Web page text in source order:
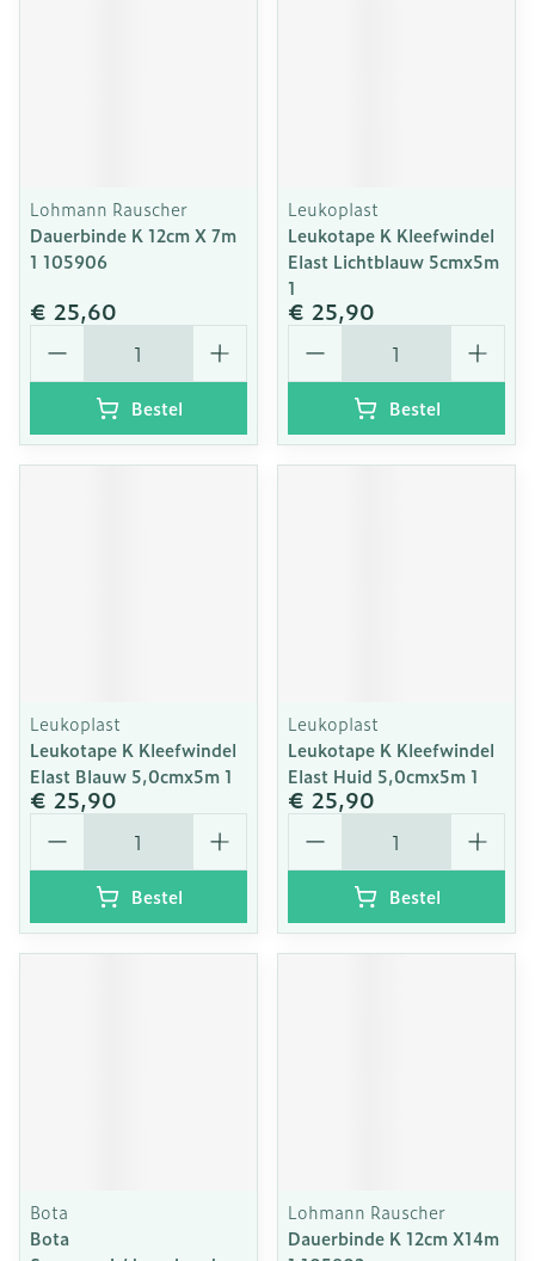
Lohmann Rauscher
Dauerbinde K 12cm X 7m
1 105906
€ 25,60
Aantal
Bestel
Leukoplast
Leukotape K Kleefwindel
Elast Lichtblauw 5cmx5m
1
€ 25,90
Aantal
Bestel
Leukoplast
Leukotape K Kleefwindel
Elast Blauw 5,0cmx5m 1
€ 25,90
Aantal
Bestel
Leukoplast
Leukotape K Kleefwindel
Elast Huid 5,0cmx5m 1
€ 25,90
Aantal
Bestel
Bota
Bota
Lohmann Rauscher
Dauerbinde K 12cm X14m